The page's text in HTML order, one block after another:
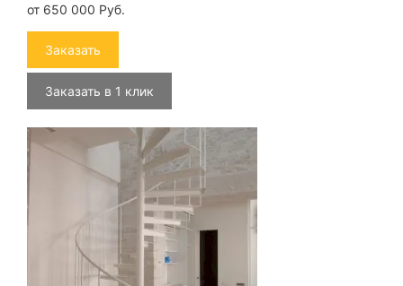
от 650 000 Руб.
Заказать
Заказать в 1 клик